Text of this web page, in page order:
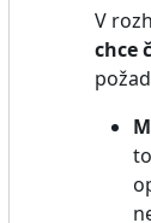
V
chce